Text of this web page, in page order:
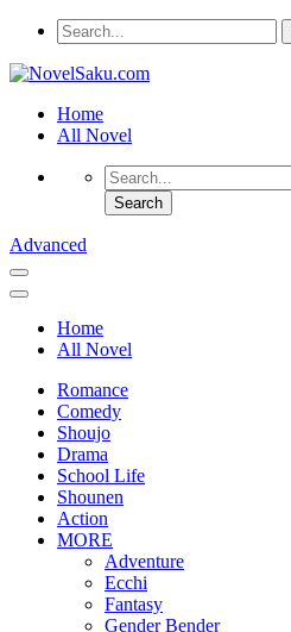
Home
All Novel
Advanced
Home
All Novel
Romance
Comedy
Shoujo
Drama
School Life
Shounen
Action
MORE
Adventure
Ecchi
Fantasy
Gender Bender